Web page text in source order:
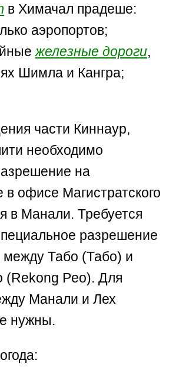
в Химачал прадеше:
аэропортов;
железные дороги,
Шимла и Кангра;
части Киннаур,
необходимо
на
офисе Магистратского
в Манали. Требуется
разрешение
между Табо (Табо) и
(Rekong Peo). Для
Манали и Лех
нужны.